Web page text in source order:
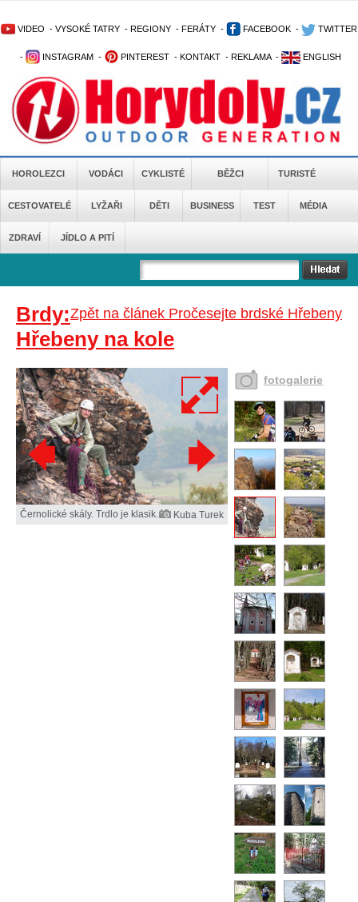
VIDEO - VYSOKÉ TATRY - REGIONY - FERÁTY - FACEBOOK - TWITTER
- INSTAGRAM - PINTEREST - KONTAKT - REKLAMA - ENGLISH
HOROLEZCI VODÁCI CYKLISTÉ BĚŽCI TURISTÉ
CESTOVATELÉ LYŽAŘI DĚTI BUSINESS TEST MÉDIA
ZDRAVÍ JÍDLO A PITÍ
Zpět na článek Pročesejte brdské Hřebeny
Brdy:
Hřebeny na kole
Černolické skály. Trdlo je klasik. Kuba Turek
fotogalerie